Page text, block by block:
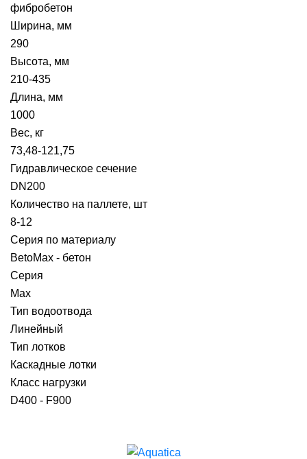
фибробетон
Ширина, мм
290
Высота, мм
210-435
Длина, мм
1000
Вес, кг
73,48-121,75
Гидравлическое сечение
DN200
Количество на паллете, шт
8-12
Серия по материалу
BetoMax - бетон
Серия
Max
Тип водоотвода
Линейный
Тип лотков
Каскадные лотки
Класс нагрузки
D400 - F900